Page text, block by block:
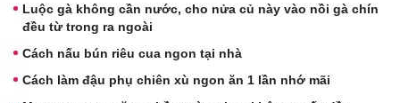
Luộc gà không cần nước, cho nửa củ này vào nồi gà chín
đều từ trong ra ngoài
Cách nấu bún riêu cua ngon tại nhà
Cách làm đậu phụ chiên xù ngon ăn 1 lần nhớ mãi